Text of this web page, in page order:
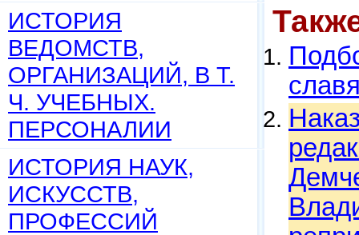
ИСТОРИЯ
ВЕДОМСТВ,
ОРГАНИЗАЦИЙ, В Т.
Ч. УЧЕБНЫХ.
ПЕРСОНАЛИИ
ИСТОРИЯ НАУК,
ИСКУССТВ,
ПРОФЕССИЙ